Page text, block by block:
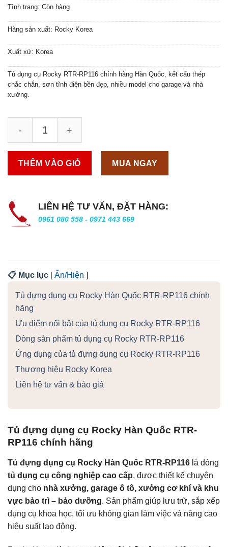
Tình trạng: Còn hàng
Hãng sản xuất: Rocky Korea
Xuất xứ: Korea
Tủ dụng cụ Rocky RTR-RP116 chính hãng Hàn Quốc, kết cấu thép
chắc chắn, sơn tĩnh điện bền đẹp, nhiều model cho garage và nhà
xưởng.
THÊM VÀO GIỎ MUA NGAY
LIÊN HỆ TƯ VẤN, ĐẶT HÀNG:
0961 080 558 - 0971 443 669
📋 Mục lục [Ẩn/Hiện ]
Tủ đựng dụng cụ Rocky Hàn Quốc RTR-RP116 chính
hãng
Ưu điểm nổi bật của tủ dụng cụ Rocky RTR-RP116
Dòng sản phẩm tủ dụng cụ Rocky RTR-RP116
Ứng dụng của tủ đựng dụng cụ Rocky RTR-RP116
Thương hiệu Rocky Korea
Liên hệ tư vấn & báo giá
Tủ đựng dụng cụ Rocky Hàn Quốc RTR-
RP116 chính hãng
Tủ đựng dụng cụ Rocky Hàn Quốc RTR-RP116 là dòng
tủ dụng cụ công nghiệp cao cấp, được thiết kế chuyên
dụng cho nhà xưởng, garage ô tô, xưởng cơ khí và khu
vực bảo trì – bảo dưỡng. Sản phẩm giúp lưu trữ, sắp xếp
dụng cụ khoa học, tối ưu không gian làm việc và nâng cao
hiệu suất lao động.